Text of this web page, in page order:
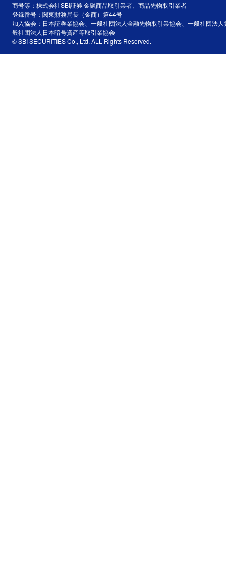
商号等：株式会社SBI証券 金融商品取引業者、商品先物取引業者
登録番号：関東財務局長（金商）第44号
加入協会：日本証券業協会、一般社団法人金融先物取引業協会、一般社団法
般社団法人日本暗号資産等取引業協会
© SBI SECURITIES Co., Ltd. ALL Rights Reserved.